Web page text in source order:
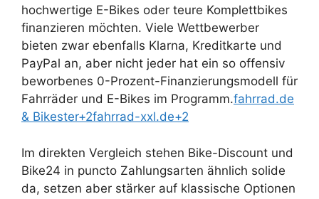
hochwertige E-Bikes oder teure Komplettbikes
finanzieren möchten. Viele Wettbewerber
bieten zwar ebenfalls Klarna, Kreditkarte und
PayPal an, aber nicht jeder hat ein so offensiv
beworbenes 0-Prozent-Finanzierungsmodell für
Fahrräder und E-Bikes im Programm.fahrrad.de
& Bikester+2fahrrad-xxl.de+2
Im direkten Vergleich stehen Bike-Discount und
Bike24 in puncto Zahlungsarten ähnlich solide
da, setzen aber stärker auf klassische Optionen